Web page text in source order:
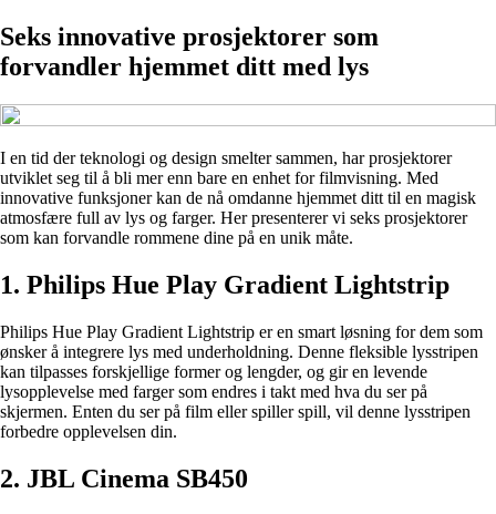
Seks innovative prosjektorer som
forvandler hjemmet ditt med lys
I en tid der teknologi og design smelter sammen, har prosjektorer
utviklet seg til å bli mer enn bare en enhet for filmvisning. Med
innovative funksjoner kan de nå omdanne hjemmet ditt til en magisk
atmosfære full av lys og farger. Her presenterer vi seks prosjektorer
som kan forvandle rommene dine på en unik måte.
1. Philips Hue Play Gradient Lightstrip
Philips Hue Play Gradient Lightstrip er en smart løsning for dem som
ønsker å integrere lys med underholdning. Denne fleksible lysstripen
kan tilpasses forskjellige former og lengder, og gir en levende
lysopplevelse med farger som endres i takt med hva du ser på
skjermen. Enten du ser på film eller spiller spill, vil denne lysstripen
forbedre opplevelsen din.
2. JBL Cinema SB450